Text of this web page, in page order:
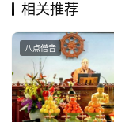
纪
录
佛
教
相关推荐
八点僧音